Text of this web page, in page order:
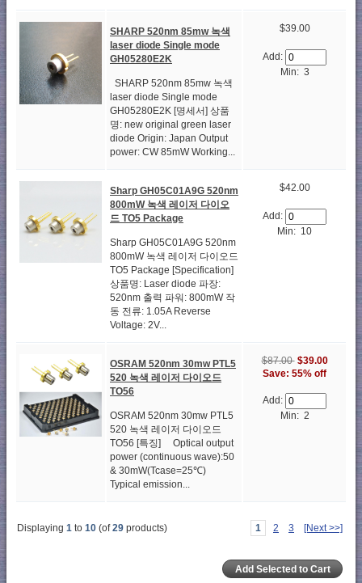
SHARP 520nm 85mw 녹색
laser diode Single mode
GH05280E2K
SHARP 520nm 85mw 녹색
laser diode Single mode
GH05280E2K [명세서] 상품
명: new original green laser
diode Origin: Japan Output
power: CW 85mW Working...
$39.00
Add:
Min: 3
Sharp GH05C01A9G 520nm
800mW 녹색 레이저 다이오
드 TO5 Package
Sharp GH05C01A9G 520nm
800mW 녹색 레이저 다이오드
TO5 Package [Specification]
상품명: Laser diode 파장:
520nm 출력 파워: 800mW 작
동 전류: 1.05A Reverse
Voltage: 2V...
$42.00
Add:
Min: 10
OSRAM 520nm 30mw PTL5
520 녹색 레이저 다이오드
TO56
OSRAM 520nm 30mw PTL5
520 녹색 레이저 다이오드
TO56 [특징] Optical output
power (continuous wave):50
& 30mW(Tcase=25℃)
Typical emission...
$87.00 $39.00
Save: 55% off
Add:
Min: 2
Displaying 1 to 10 (of29 products) 1 2 3 [Next >>]